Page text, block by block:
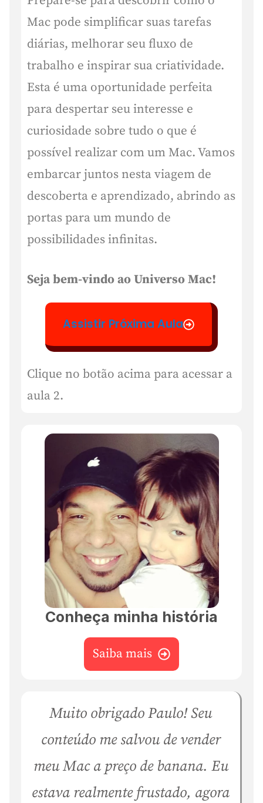
Mac pode simplificar suas tarefas
diárias, melhorar seu fluxo de
trabalho e inspirar sua criatividade.
Esta é uma oportunidade perfeita
para despertar seu interesse e
curiosidade sobre tudo o que é
possível realizar com um Mac. Vamos
embarcar juntos nesta viagem de
descoberta e aprendizado, abrindo as
portas para um mundo de
possibilidades infinitas.
Seja bem-vindo ao Universo Mac!
Assistir Próxima Aula
Clique no botão acima para acessar a
aula 2.
Conheça minha história
Saiba mais
Muito obrigado Paulo! Seu
conteúdo me salvou de vender
meu Mac a preço de banana. Eu
estava realmente frustado, agora